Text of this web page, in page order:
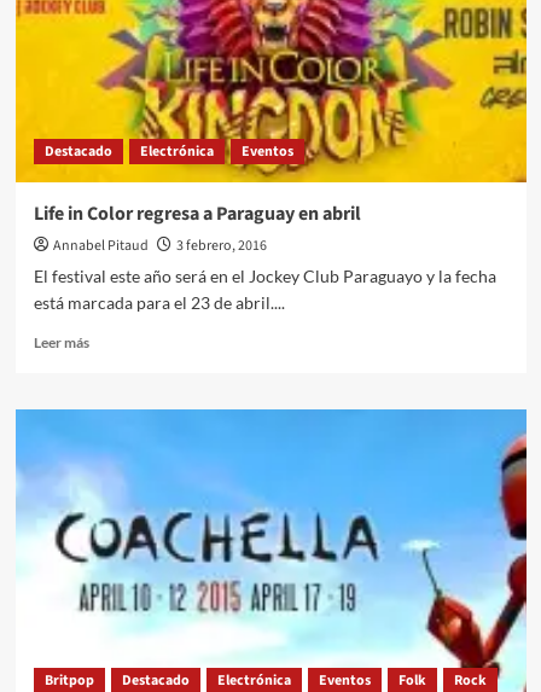
Destacado Electrónica Eventos
Life in Color regresa a Paraguay en abril
Annabel Pitaud
3 febrero, 2016
El festival este año será en el Jockey Club Paraguayo y la fecha
está marcada para el 23 de abril....
Leer másLeer
Life
Color
regresa
Paraguay
en
abril
Britpop Destacado Electrónica Eventos Folk Rock